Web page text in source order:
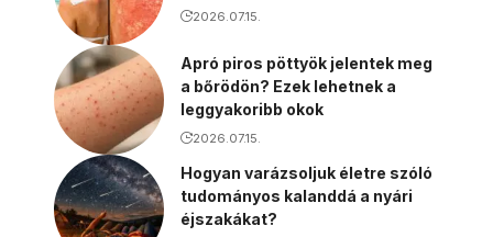
2026.07.15.
Apró piros pöttyök jelentek meg
a bőrödön? Ezek lehetnek a
leggyakoribb okok
2026.07.15.
Hogyan varázsoljuk életre szóló
tudományos kalanddá a nyári
éjszakákat?